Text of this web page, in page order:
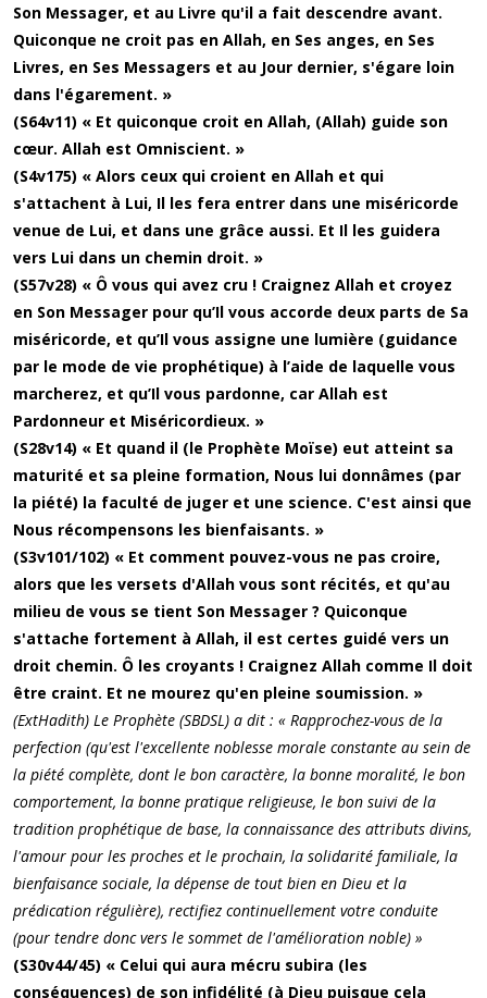
Son Messager, et au Livre qu'il a fait descendre avant.
Quiconque ne croit pas en Allah, en Ses anges, en Ses
Livres, en Ses Messagers et au Jour dernier, s'égare loin
dans l'égarement. »
(S64v11) « Et quiconque croit en Allah, (Allah) guide son
cœur. Allah est Omniscient. »
(S4v175) « Alors ceux qui croient en Allah et qui
s'attachent à Lui, Il les fera entrer dans une miséricorde
venue de Lui, et dans une grâce aussi. Et Il les guidera
vers Lui dans un chemin droit. »
(S57v28) « Ô vous qui avez cru ! Craignez Allah et croyez
en Son Messager pour qu’Il vous accorde deux parts de Sa
miséricorde, et qu’Il vous assigne une lumière (guidance
par le mode de vie prophétique) à l’aide de laquelle vous
marcherez, et qu’Il vous pardonne, car Allah est
Pardonneur et Miséricordieux. »
(S28v14) « Et quand il (le Prophète Moïse) eut atteint sa
maturité et sa pleine formation, Nous lui donnâmes (par
la piété) la faculté de juger et une science. C'est ainsi que
Nous récompensons les bienfaisants. »
(S3v101/102) « Et comment pouvez-vous ne pas croire,
alors que les versets d'Allah vous sont récités, et qu'au
milieu de vous se tient Son Messager ? Quiconque
s'attache fortement à Allah, il est certes guidé vers un
droit chemin. Ô les croyants ! Craignez Allah comme Il doit
être craint. Et ne mourez qu'en pleine soumission. »
(ExtHadith) Le Prophète (SBDSL) a dit : « Rapprochez-vous de la
perfection (qu'est l'excellente noblesse morale constante au sein de
la piété complète, dont le bon caractère, la bonne moralité, le bon
comportement, la bonne pratique religieuse, le bon suivi de la
tradition prophétique de base, la connaissance des attributs divins,
l'amour pour les proches et le prochain, la solidarité familiale, la
bienfaisance sociale, la dépense de tout bien en Dieu et la
prédication régulière), rectifiez continuellement votre conduite
(pour tendre donc vers le sommet de l'amélioration noble) »
(S30v44/45) « Celui qui aura mécru subira (les
conséquences) de son infidélité (à Dieu puisque cela